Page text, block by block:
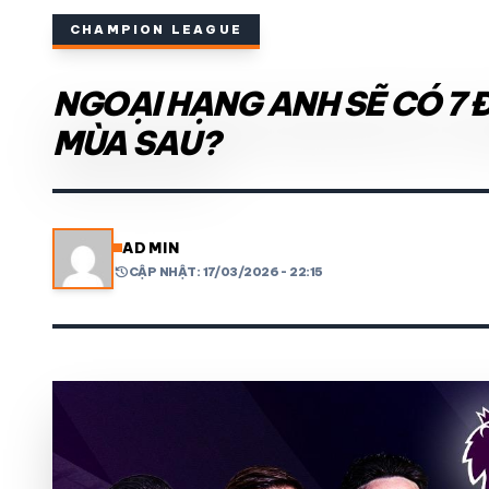
THỂ THAO TRONG NƯỚC
THỂ THAO
LỊCH THI ĐẤU
CHAMPION LEAGUE
NGOẠI HẠNG ANH SẼ CÓ 7
MÙA SAU?
ADMIN
historyCẬP NHẬT: 17/03/2026 - 22:15